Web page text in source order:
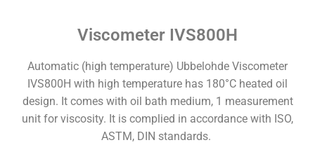
Viscometer IVS800H
Automatic (high temperature) Ubbelohde Viscometer
IVS800H with high temperature has 180°C heated oil
design. It comes with oil bath medium, 1 measurement
unit for viscosity. It is complied in accordance with ISO,
ASTM, DIN standards.